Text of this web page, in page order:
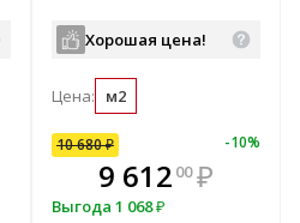
В комплекте
всегда выгоднее!
Хорошая цена!
Цена: м2
10 680₽ -10%
9 612 00 ₽
Выгода 1 068₽